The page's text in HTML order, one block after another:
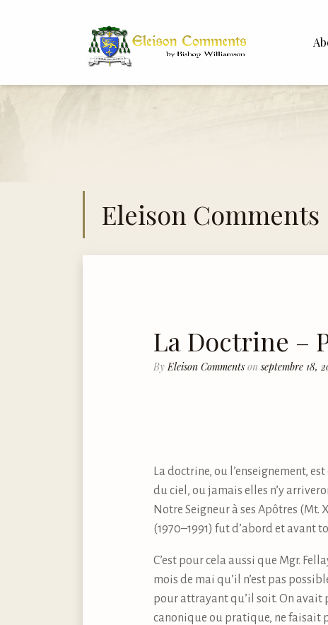
Eleison Comments
La Doctrine –
By Eleison Comments onseptembre 18,
La doctrine, ou l’enseignement,
du ciel, ou jamais elles n’y
Notre Seigneur à ses Apôtres
(1970–1991) fut d’abord et avant
C’est pour cela aussi que Mgr.
mois de mai qu’il n’est pas
pour attrayant qu’il soit. On avait
canonique ou pratique, ne faisait